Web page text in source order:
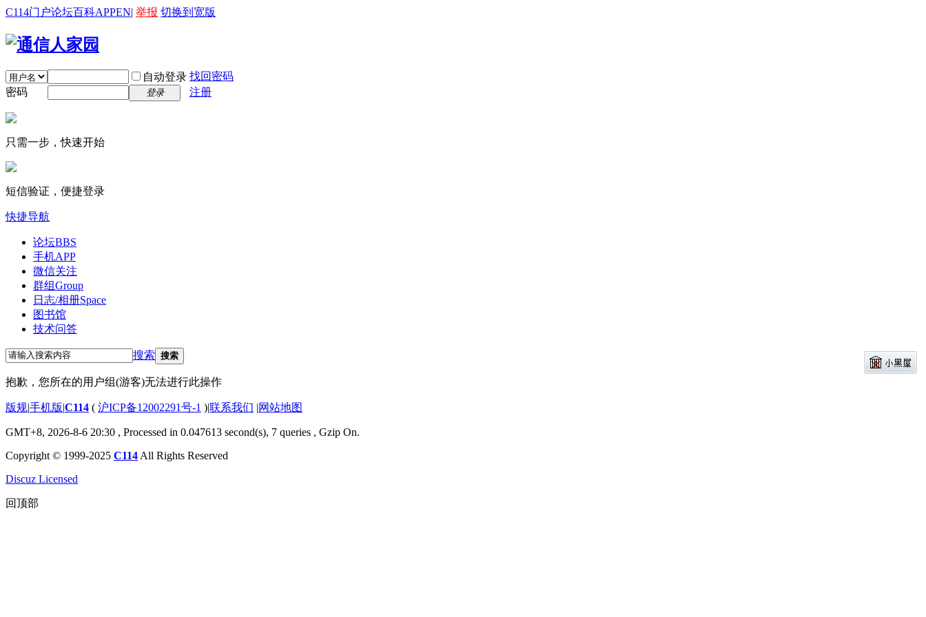
C114门户论坛百科APPEN| 举报 切换到宽版
自动登录 找回密码
密码
登录 注册
只需一步，快速开始
短信验证，便捷登录
快捷导航
论坛BBS
手机APP
微信关注
群组Group
日志/相册Space
图书馆
技术问答
搜索 搜索
抱歉，您所在的用户组(游客)无法进行此操作
版规|手机版|C114 ( 沪ICP备12002291号-1 )|联系我们 |网站地图
GMT+8, 2026-8-6 20:30 , Processed in 0.047613 second(s), 7 queries , Gzip On.
Copyright © 1999-2025 C114 All Rights Reserved
Discuz Licensed
回顶部